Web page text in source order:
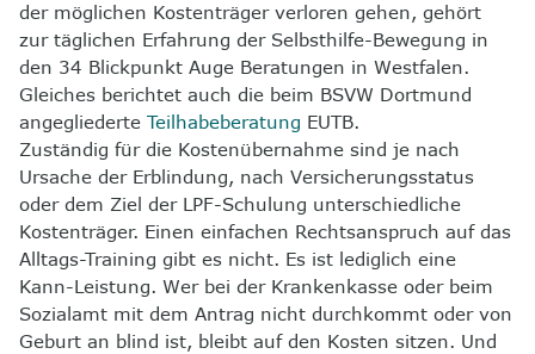
der möglichen Kostenträger verloren gehen, gehört
zur täglichen Erfahrung der Selbsthilfe-Bewegung in
den 34 Blickpunkt Auge Beratungen in Westfalen.
Gleiches berichtet auch die beim BSVW Dortmund
angegliederteTeilhabeberatung EUTB.
Zuständig für die Kostenübernahme sind je nach
Ursache der Erblindung, nach Versicherungsstatus
oder dem Ziel der LPF-Schulung unterschiedliche
Kostenträger. Einen einfachen Rechtsanspruch auf das
Alltags-Training gibt es nicht. Es ist lediglich eine
Kann-Leistung. Wer bei der Krankenkasse oder beim
Sozialamt mit dem Antrag nicht durchkommt oder von
Geburt an blind ist, bleibt auf den Kosten sitzen. Und